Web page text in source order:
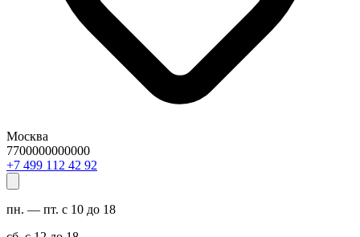
Москва
7700000000000
29 24 211 994 7+
пн. — пт. с 10 до 18